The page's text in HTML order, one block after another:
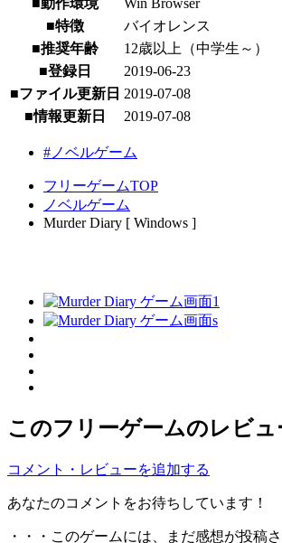
■動作環境
Win Browser
■特徴
バイオレンス
■推奨年齢
12歳以上（中学生～）
■登録日
2019-06-23
■ファイル更新日 2019-07-08
■情報更新日
2019-07-08
#ノベルゲーム
フリーゲームTOP
ノベルゲーム
Murder Diary [ Windows ]
このフリーゲームのレビュ
コメント・レビューを追加する
あなたのコメントをお待ちしています！
・・・このゲームには、まだ感想が投稿